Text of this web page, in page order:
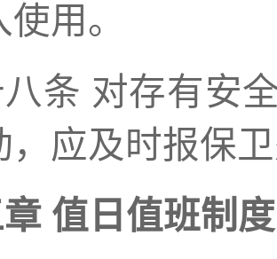
用。
条 对存有安
，应及时报保
值日值班制度